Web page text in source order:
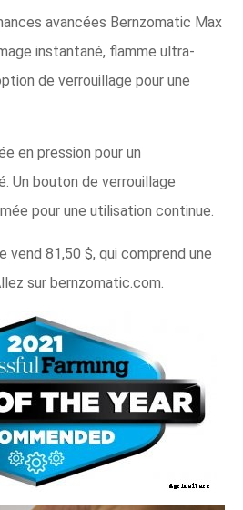
avancées Bernzomatic Max
instantané, flamme ultra-
de verrouillage pour une
en pression pour un
Un bouton de verrouillage
pour une utilisation continue.
vend 81,50 $, qui comprend une
sur bernzomatic.com.